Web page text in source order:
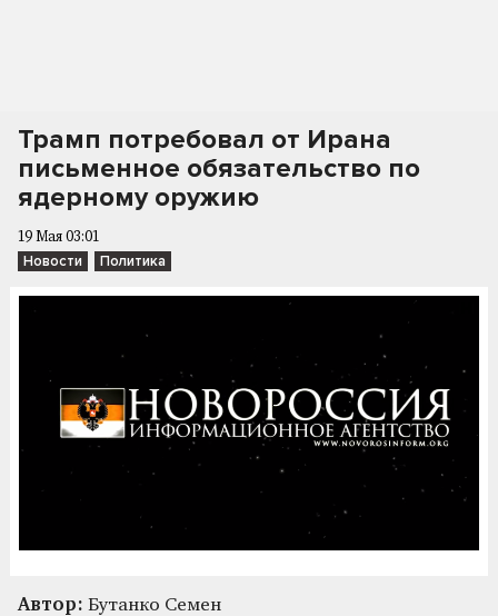
Трамп потребовал от Ирана
письменное обязательство по
ядерному оружию
19 Мая 03:01
Новости Политика
Автор: Бутанко Семен